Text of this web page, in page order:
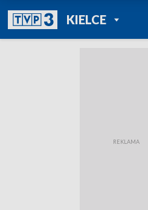
KIELCEPOWRÓT DO
TVP REGIONY